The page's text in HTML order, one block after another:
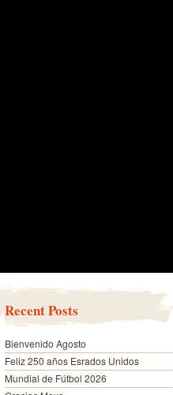
Recent Posts
Bienvenido Agosto
Feliz 250 años Esrados Unidos
Mundial de Fútbol 2026